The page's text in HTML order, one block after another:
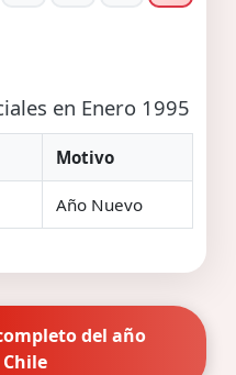
en Enero 1995
Motivo
Año Nuevo
del año
Chile